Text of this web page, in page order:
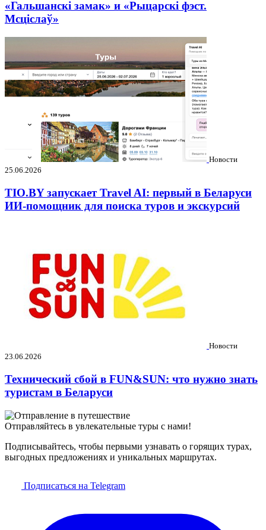
«Гальшанскі замак» и «Рыцарскі фэст.
Мсціслаў»
Новости
25.06.2026
TIO.BY запускает Travel AI: первый в Беларуси
ИИ-помощник для поиска туров и экскурсий
Новости
23.06.2026
Технический сбой в FUN&SUN: что нужно знать
туристам в Беларуси
Отправляйтесь в увлекательные туры с нами!
Подписывайтесь, чтобы первыми узнавать о горящих турах,
выгодных предложениях и уникальных маршрутах.
Подписаться на Telegram